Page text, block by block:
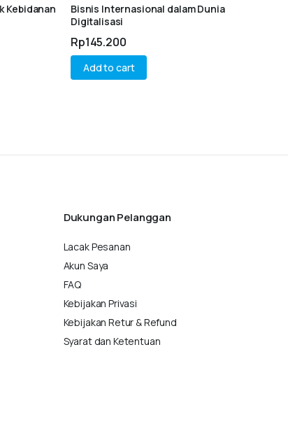
Kebidanan
Bisnis Internasional dalam Dunia
Digitalisasi
Rp145.200
Add to cart
Dukungan Pelanggan
Lacak Pesanan
Akun Saya
FAQ
Kebijakan Privasi
Kebijakan Retur & Refund
Syarat dan Ketentuan